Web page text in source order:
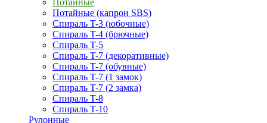
Потайные
Потайные (капрон SBS)
Спираль T-3 (юбочные)
Спираль T-4 (брючные)
Спираль T-5
Спираль T-7 (декоративные)
Спираль T-7 (обувные)
Спираль T-7 (1 замок)
Спираль T-7 (2 замка)
Спираль T-8
Спираль T-10
Рулонные